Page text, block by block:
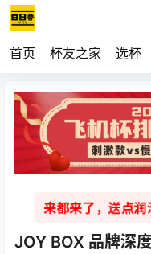
首页 杯友之家 选杯
来都来了，送点
JOY BOX 品牌深